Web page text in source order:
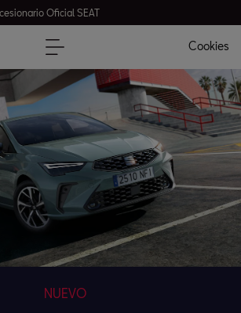
Oficial SEAT
Cookies
NUEVO